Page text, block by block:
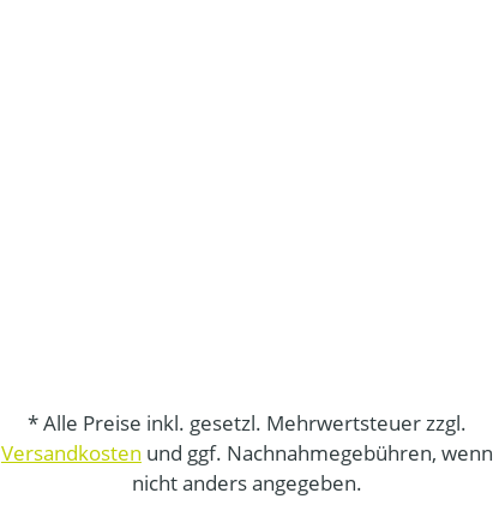
* Alle Preise inkl. gesetzl. Mehrwertsteuer zzgl.
Versandkosten und ggf. Nachnahmegebühren, wenn
nicht anders angegeben.